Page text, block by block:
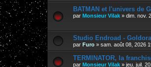
BATMAN et l'univers de
par Monsieur Vilak » dim. nov.
Studio Endroad -
par Furo » sam. août 08, 2026
TERMINATOR, la
par Monsieur Vilak » jeu. juil.